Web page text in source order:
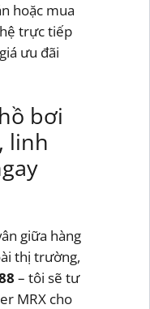
hoặc mua
trực tiếp
ưu đãi
bơi
linh
giữa hàng
thị trường,
– tôi sẽ tư
MRX cho